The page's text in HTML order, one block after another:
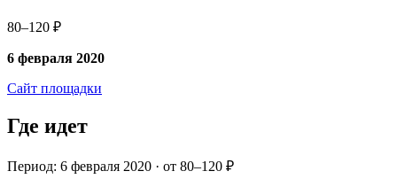
80–120 ₽
6 февраля 2020
Сайт площадки
Где идет
Период: 6 февраля 2020 · от 80–120 ₽